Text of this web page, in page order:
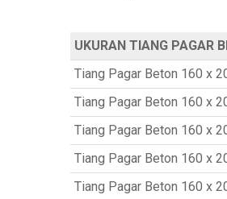
UKURAN TIANG PAGAR
Tiang Pagar Beton 160 x
Tiang Pagar Beton 160 x
Tiang Pagar Beton 160 x
Tiang Pagar Beton 160 x
Tiang Pagar Beton 160 x